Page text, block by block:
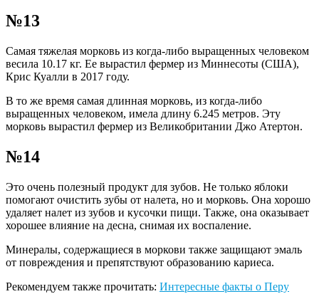
№13
Самая тяжелая морковь из когда-либо выращенных человеком
весила 10.17 кг. Ее вырастил фермер из Миннесоты (США),
Крис Куалли в 2017 году.
В то же время самая длинная морковь, из когда-либо
выращенных человеком, имела длину 6.245 метров. Эту
морковь вырастил фермер из Великобритании Джо Атертон.
№14
Это очень полезный продукт для зубов. Не только яблоки
помогают очистить зубы от налета, но и морковь. Она хорошо
удаляет налет из зубов и кусочки пищи. Также, она оказывает
хорошее влияние на десна, снимая их воспаление.
Минералы, содержащиеся в моркови также защищают эмаль
от повреждения и препятствуют образованию кариеса.
Рекомендуем также прочитать: Интересные факты о Перу